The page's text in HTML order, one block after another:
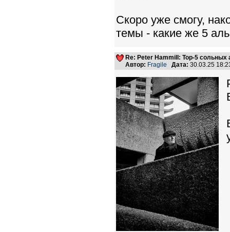
Скоро уже смогу,
темы - какие же 5
Re: Peter Hammill: Top-5 сольных
Автор: Fragile Дата: 30.03.25